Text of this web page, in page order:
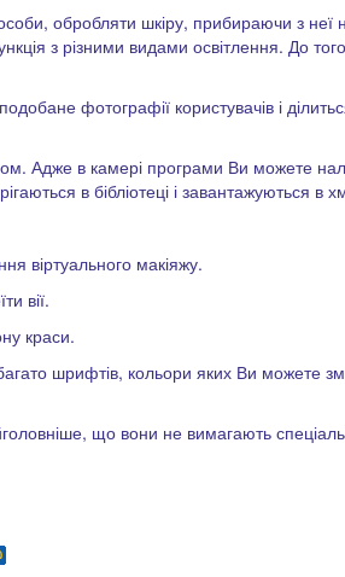
обробляти шкіру, прибираючи з неї
з різними видами освітлення. До
фотографії користувачів і
Адже в камері програми Ви можете
в бібліотеці і завантажуються в
віртуального макіяжу.
вії.
краси.
шрифтів, кольори яких Ви можете
що вони не вимагають